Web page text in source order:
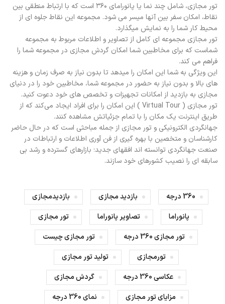
تور مجازی، شامل چند نما یا پانورامای ۳۶۰ است که با ارتباط منطقی بین
نقاط، امکان سفر بین آنها میسر می شود. مجموعه این نقاط جلوه ای از
محیط کار شما را به نمایش میگذارد.
تور مجازی مجموعه ای کامل از تصاویر و اطلاعات مربوط به مجموعه
شماست که برای مخاطبین شما امکان گردش مجازی در مجموعه شما را
فراهم می کند.
این ویژگی به شما این امکان را میدهد تا بدون نیاز به صرف زمان و هزینه
های بالا و بدون نیاز به حضور در مجموعه شما، مخاطبین خود را در دنیای
مجازی به بازدید از امکانات تجهیزات و تخصص های خود دعوت کنید.
تور مجازی ( Virtual Tour ) این امکان را برای افراد ایجاد می‌کند که از
طریق اینترنت یک مکان را با تمام جزئیاتش مشاهده کنند.
جهانگردی الکترونیکی و تور مجازی از جمله مباحثی است که در حال حاضر
کارشناسان و متخصین با بهره گیری از فن آوری اطلاعات و ارتباطات در
صنعت جهانگردی توانسته اند افقهای جدید؛ بازارهای گسترده و رشد بی
سابقه ای را نصیب کشورهای خود سازند.
360 درجه بازدید مجازی
بازدیدمجازی
پانوراما
تصاویر پانوراما
تور مجازی
تور مجازی 360 درجه
تور مجازی چیست
تورمجازی
تولید تور مجازی
عکاسی 360 درجه
گردش مجازی
مزایای تور مجازی
نمای 360 درجه